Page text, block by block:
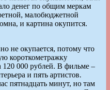
денег по общим меркам
малобюджетной
и картина окупится.
не окупается, потому что
короткометражку
120 000 рублей. В фильме –
и пять артистов.
пятнадцать минут, но там